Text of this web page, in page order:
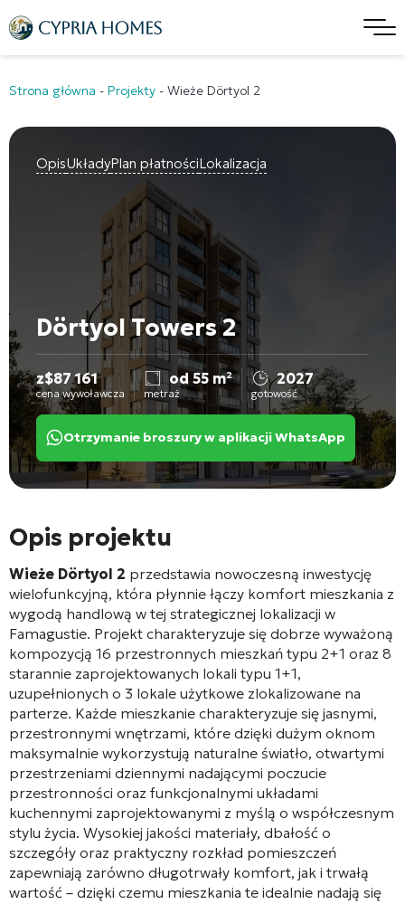
Strona główna - Projekty - Wieże Dörtyol 2
OpisUkładyPlan płatnościLokalizacja
Dörtyol Towers 2
z$87 161
cena wywoławcza
od 55 m²
metraż
2027
gotowość
Otrzymanie broszury w aplikacji WhatsApp
Opis projektu
Wieże Dörtyol 2 przedstawia nowoczesną inwestycję
wielofunkcyjną, która płynnie łączy komfort mieszkania z
wygodą handlową w tej strategicznej lokalizacji w
Famagustie. Projekt charakteryzuje się dobrze wyważoną
kompozycją 16 przestronnych mieszkań typu 2+1 oraz 8
starannie zaprojektowanych lokali typu 1+1,
uzupełnionych o 3 lokale użytkowe zlokalizowane na
parterze. Każde mieszkanie charakteryzuje się jasnymi,
przestronnymi wnętrzami, które dzięki dużym oknom
maksymalnie wykorzystują naturalne światło, otwartymi
przestrzeniami dziennymi nadającymi poczucie
przestronności oraz funkcjonalnymi układami
kuchennymi zaprojektowanymi z myślą o współczesnym
stylu życia. Wysokiej jakości materiały, dbałość o
szczegóły oraz praktyczny rozkład pomieszczeń
zapewniają zarówno długotrwały komfort, jak i trwałą
wartość – dzięki czemu mieszkania te idealnie nadają się